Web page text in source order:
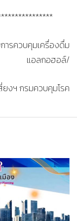
ารควบคุมเครื่องดื่ม
แอลกอฮอล์/
งฯ กรมควบคุมโรค